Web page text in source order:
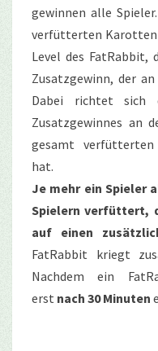
gewinnen alle
verfütterten Karotten
Level des
Zusatzgewinn, der
Dabei richtet sich
Zusatzgewinnes an
gesamt
hat.
Je mehr ein Spieler
Spielern verfüttert,
auf einen
FatRabbit kriegt
Nachdem ein
erst nach 30 Minuten